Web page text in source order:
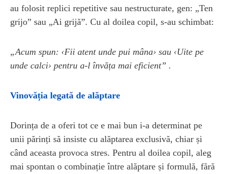
au folosit replici repetitive sau nestructurate, gen: „Ten
grijo” sau „Ai grijă”. Cu al doilea copil, s-au schimbat:
„Acum spun: ‹Fii atent unde pui mâna› sau ‹Uite pe
unde calci› pentru a-l învăța mai eficient” .
Vinovăția legată de alăptare
Dorința de a oferi tot ce e mai bun i-a determinat pe
unii părinți să insiste cu alăptarea exclusivă, chiar și
când aceasta provoca stres. Pentru al doilea copil, aleg
mai spontan o combinație între alăptare și formulă, fără